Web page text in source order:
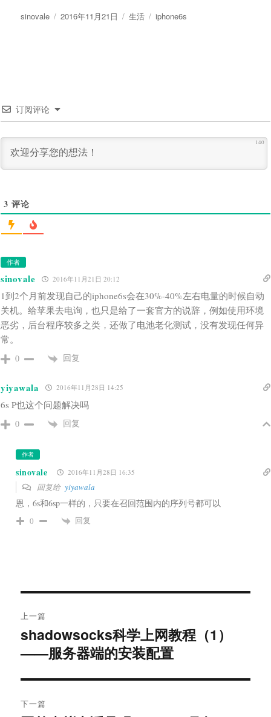
作
sinovale
发
2016年11月21日
分
生活
标
iphone6s
订阅评论
140
3 评论
作者
sinovale 2016年11月21日 20:12
1到2个月前发现自己的iphone6s会在30%-40%左右电量的时候自动
关机。给苹果去电询，也只是给了一套官方的说辞，例如使用环境
恶劣，后台程序较多之类，还做了电池老化测试，没有发现任何异
常。
0 回复
yiyawala 2016年11月28日 14:25
6s P也这个问题解决吗
0 回复
作者
sinovale 2016年11月28日 16:35
回复给 yiyawala
恩，6s和6sp一样的，只要在召回范围内的序列号都可以
0 回复
章
导
航
上一篇
上
章：
shadowsocks科学上网教程（1）
——服务器端的安装配置
下一篇